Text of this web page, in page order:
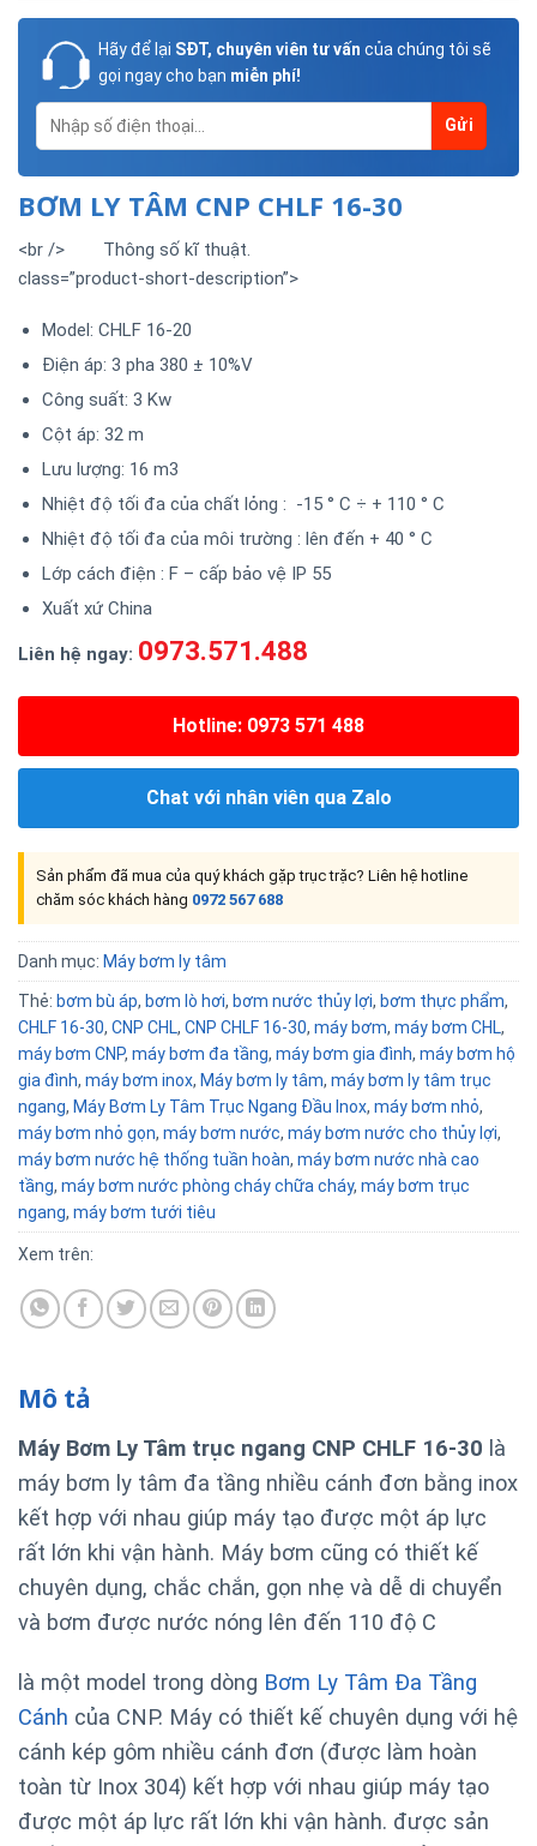
Hãy để lại SĐT, chuyên viên tư vấn của chúng tôi sẽ
gọi ngay cho bạn miễn phí!
BƠM LY TÂM CNP CHLF 16-30
<br /> Thông số kĩ thuật.
class=”product-short-description”>
Model: CHLF 16-20
Điện áp: 3 pha 380 ± 10%V
Công suất: 3 Kw
Cột áp: 32 m
Lưu lượng: 16 m3
Nhiệt độ tối đa của chất lỏng : -15 ° C ÷ + 110 ° C
Nhiệt độ tối đa của môi trường : lên đến + 40 ° C
Lớp cách điện : F – cấp bảo vệ IP 55
Xuất xứ China
Liên hệ ngay: 0973.571.488
Hotline: 0973 571 488
Chat với nhân viên qua Zalo
Sản phẩm đã mua của quý khách gặp trục trặc? Liên hệ hotline
chăm sóc khách hàng 0972 567 688
Danh mục: Máy bơm ly tâm
Thẻ: bơm bù áp, bơm lò hơi, bơm nước thủy lợi, bơm thực phẩm,
CHLF 16-30, CNP CHL, CNP CHLF 16-30, máy bơm, máy bơm CHL,
máy bơm CNP, máy bơm đa tầng, máy bơm gia đình, máy bơm hộ
gia đình, máy bơm inox, Máy bơm ly tâm, máy bơm ly tâm trục
ngang, Máy Bơm Ly Tâm Trục Ngang Đầu Inox, máy bơm nhỏ,
máy bơm nhỏ gọn, máy bơm nước, máy bơm nước cho thủy lợi,
máy bơm nước hệ thống tuần hoàn, máy bơm nước nhà cao
tầng, máy bơm nước phòng cháy chữa cháy, máy bơm trục
ngang, máy bơm tưới tiêu
Xem trên:
Mô tả
Máy Bơm Ly Tâm trục ngang CNP CHLF 16-30 là
máy bơm ly tâm đa tầng nhiều cánh đơn bằng inox
kết hợp với nhau giúp máy tạo được một áp lực
rất lớn khi vận hành. Máy bơm cũng có thiết kế
chuyên dụng, chắc chắn, gọn nhẹ và dễ di chuyển
và bơm được nước nóng lên đến 110 độ C
là một model trong dòng Bơm Ly Tâm Đa Tầng
Cánh của CNP. Máy có thiết kế chuyên dụng với hệ
cánh kép gôm nhiều cánh đơn (được làm hoàn
toàn từ Inox 304) kết hợp với nhau giúp máy tạo
được một áp lực rất lớn khi vận hành. được sản